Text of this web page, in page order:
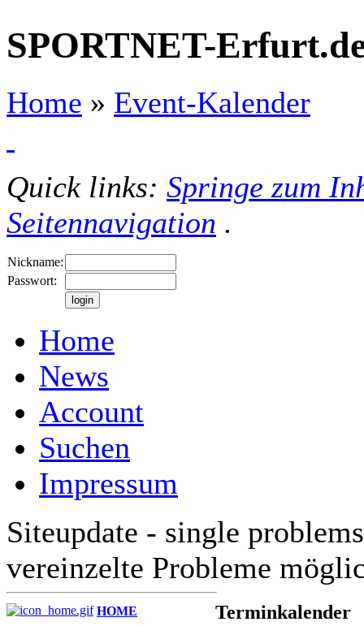
SPORTNET-
Home » Event-Kalender
Quick links: Springe zum
Seitennavigation .
Nickname:
Passwort:
Home
News
Account
Suchen
Impressum
Siteupdate - single
vereinzelte Probleme
HOME Terminkalender